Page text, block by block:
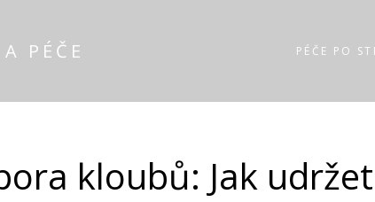
PÉČE PÉČE PO
kloubů: Jak